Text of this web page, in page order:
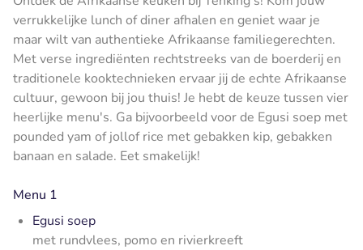
verrukkelijke lunch of diner afhalen en geniet waar je
maar wilt van authentieke Afrikaanse familiegerechten.
Met verse ingrediënten rechtstreeks van de boerderij en
traditionele kooktechnieken ervaar jij de echte Afrikaanse
cultuur, gewoon bij jou thuis! Je hebt de keuze tussen vier
heerlijke menu's. Ga bijvoorbeeld voor de Egusi soep met
pounded yam of jollof rice met gebakken kip, gebakken
banaan en salade. Eet smakelijk!
Menu 1
Egusi soep
met rundvlees, pomo en rivierkreeft